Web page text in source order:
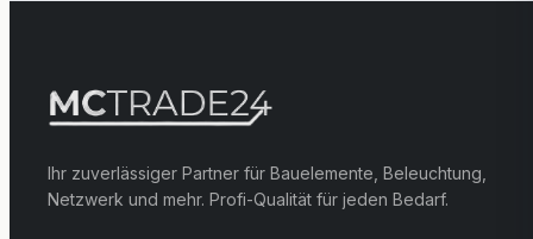
Ihr zuverlässiger Partner für Bauelemente, Beleuchtung,
Netzwerk und mehr. Profi-Qualität für jeden Bedarf.